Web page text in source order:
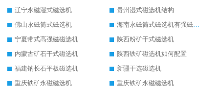
辽宁永磁湿式磁选机
贵州湿式磁选机结构
佛山永磁筒式磁选机
海南永磁筒式磁选机有强磁的吗
宁夏带式高强磁磁选机
陕西粉矿干式磁选机
内蒙古矿石干式磁选机
陕西铁矿磁选机如何配置
福建钠长石平板磁选机
新疆干选磁选机
重庆铁矿永磁磁选机
重庆铁矿永磁磁选机